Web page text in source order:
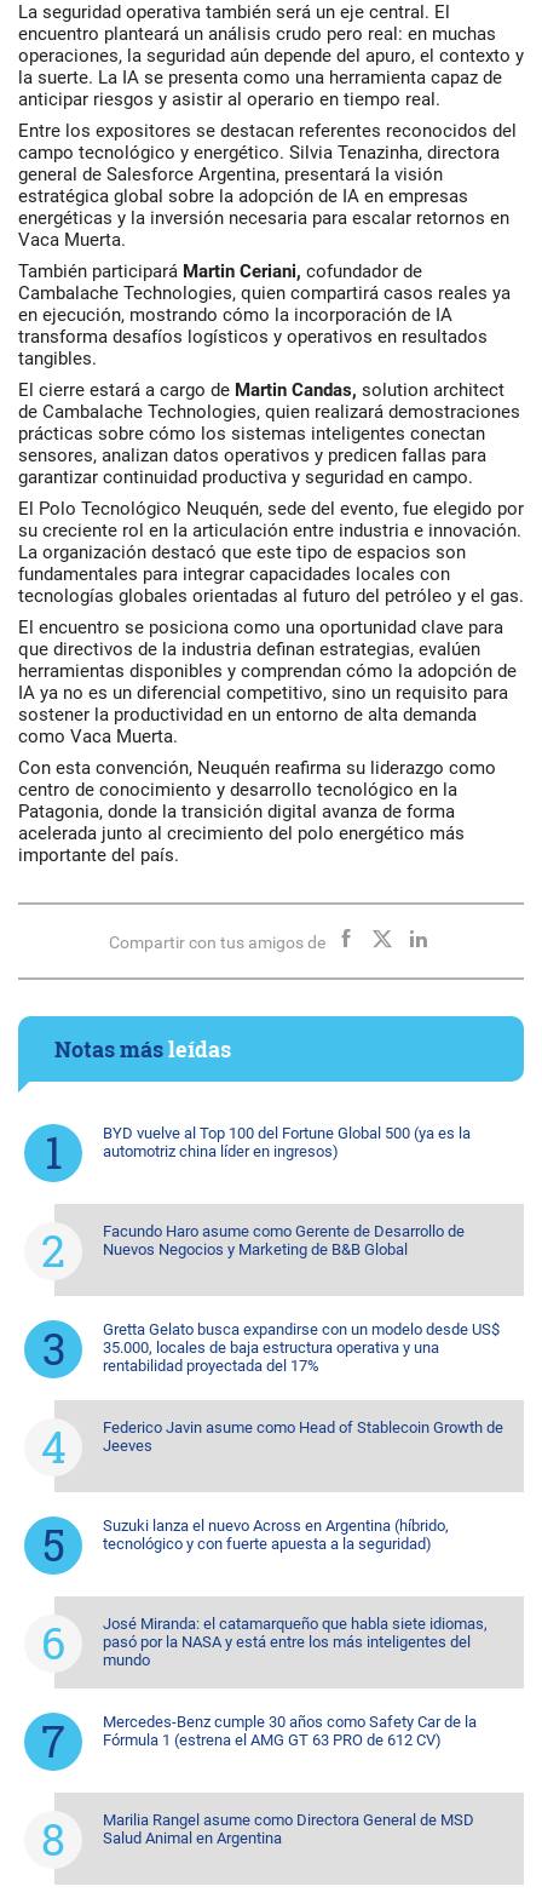
La seguridad operativa también será un eje central. El
encuentro planteará un análisis crudo pero real: en muchas
operaciones, la seguridad aún depende del apuro, el contexto y
la suerte. La IA se presenta como una herramienta capaz de
anticipar riesgos y asistir al operario en tiempo real.
Entre los expositores se destacan referentes reconocidos del
campo tecnológico y energético. Silvia Tenazinha, directora
general de Salesforce Argentina, presentará la visión
estratégica global sobre la adopción de IA en empresas
energéticas y la inversión necesaria para escalar retornos en
Vaca Muerta.
También participará Martin Ceriani, cofundador de
Cambalache Technologies, quien compartirá casos reales ya
en ejecución, mostrando cómo la incorporación de IA
transforma desafíos logísticos y operativos en resultados
tangibles.
El cierre estará a cargo de Martin Candas, solution architect
de Cambalache Technologies, quien realizará demostraciones
prácticas sobre cómo los sistemas inteligentes conectan
sensores, analizan datos operativos y predicen fallas para
garantizar continuidad productiva y seguridad en campo.
El Polo Tecnológico Neuquén, sede del evento, fue elegido por
su creciente rol en la articulación entre industria e innovación.
La organización destacó que este tipo de espacios son
fundamentales para integrar capacidades locales con
tecnologías globales orientadas al futuro del petróleo y el gas.
El encuentro se posiciona como una oportunidad clave para
que directivos de la industria definan estrategias, evalúen
herramientas disponibles y comprendan cómo la adopción de
IA ya no es un diferencial competitivo, sino un requisito para
sostener la productividad en un entorno de alta demanda
como Vaca Muerta.
Con esta convención, Neuquén reafirma su liderazgo como
centro de conocimiento y desarrollo tecnológico en la
Patagonia, donde la transición digital avanza de forma
acelerada junto al crecimiento del polo energético más
importante del país.
Compartir con tus amigos de
Notas másleídas
BYD vuelve al Top 100 del Fortune Global 500 (ya es la
automotriz china líder en ingresos)
Facundo Haro asume como Gerente de Desarrollo de
Nuevos Negocios y Marketing de B&B Global
Gretta Gelato busca expandirse con un modelo desde US$
35.000, locales de baja estructura operativa y una
rentabilidad proyectada del 17%
Federico Javin asume como Head of Stablecoin Growth de
Jeeves
Suzuki lanza el nuevo Across en Argentina (híbrido,
tecnológico y con fuerte apuesta a la seguridad)
José Miranda: el catamarqueño que habla siete idiomas,
pasó por la NASA y está entre los más inteligentes del
mundo
Mercedes-Benz cumple 30 años como Safety Car de la
Fórmula 1 (estrena el AMG GT 63 PRO de 612 CV)
Marilia Rangel asume como Directora General de MSD
Salud Animal en Argentina